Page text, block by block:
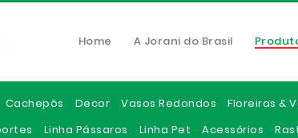
Home A Jorani do Brasil
Cachepôs Decor Vasos Redondos Floreiras &
Linha Pássaros Linha Pet Acessórios